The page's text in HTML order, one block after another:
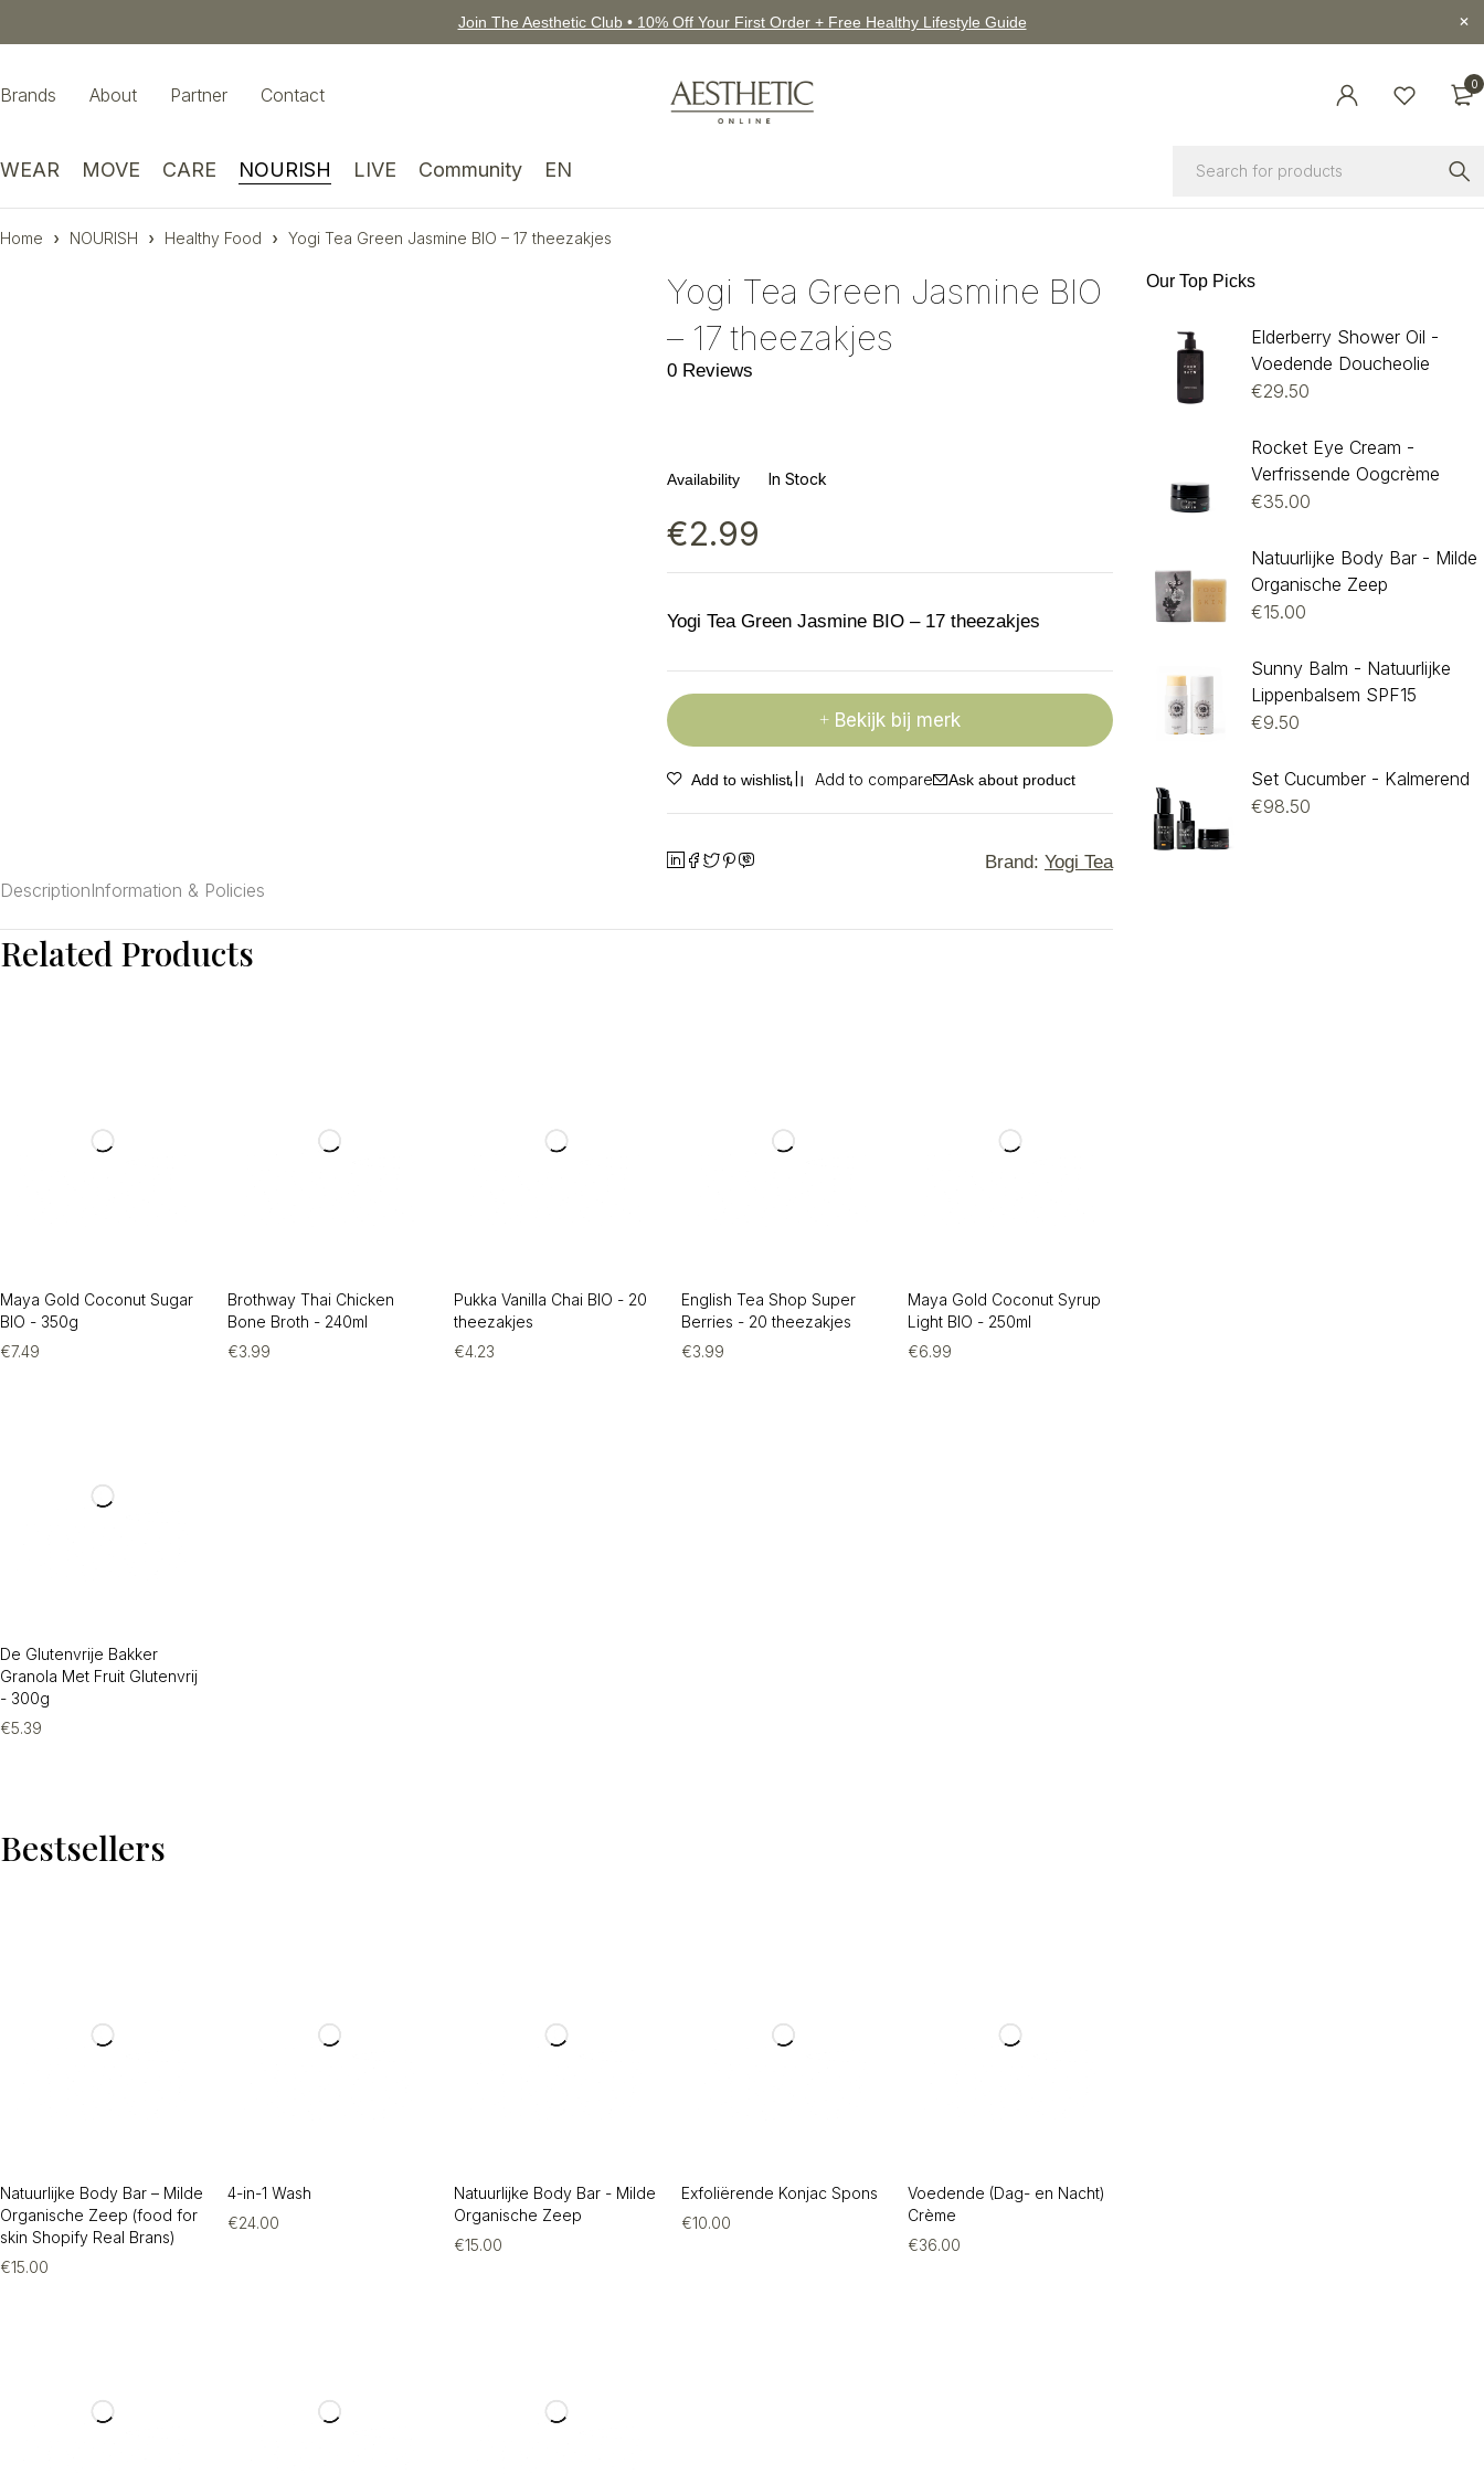
Join The Aesthetic Club • 10% Off Your First Order + Free Healthy Lifestyle Guide
Brands About Partner Contact 0
WEAR MOVE CARE NOURISH LIVE Community EN
Home NOURISH Healthy Food Yogi Tea Green Jasmine BIO – 17 theezakjes
Yogi Tea Green Jasmine BIO
– 17 theezakjes
0 Reviews
Availability In Stock
€2.99
Yogi Tea Green Jasmine BIO – 17 theezakjes
Bekijk bij merk
Ask about product
Brand: Yogi Tea
DescriptionInformation & Policies
Related Products
Maya Gold Coconut Sugar
BIO - 350g
€7.49
Brothway Thai Chicken
Bone Broth - 240ml
€3.99
Pukka Vanilla Chai BIO - 20
theezakjes
€4.23
English Tea Shop Super
Berries - 20 theezakjes
€3.99
Maya Gold Coconut Syrup
Light BIO - 250ml
€6.99
De Glutenvrije Bakker
Granola Met Fruit Glutenvrij
- 300g
€5.39
Bestsellers
Natuurlijke Body Bar – Milde
Organische Zeep (food for
skin Shopify Real Brans)
€15.00
4-in-1 Wash
€24.00
Natuurlijke Body Bar - Milde
Organische Zeep
€15.00
Exfoliërende Konjac Spons
€10.00
Voedende (Dag- en Nacht)
Crème
€36.00
Our Top Picks
Elderberry Shower Oil -
Voedende Doucheolie
€29.50
Rocket Eye Cream -
Verfrissende Oogcrème
€35.00
Natuurlijke Body Bar - Milde
Organische Zeep
€15.00
Sunny Balm - Natuurlijke
Lippenbalsem SPF15
€9.50
Set Cucumber - Kalmerend
€98.50